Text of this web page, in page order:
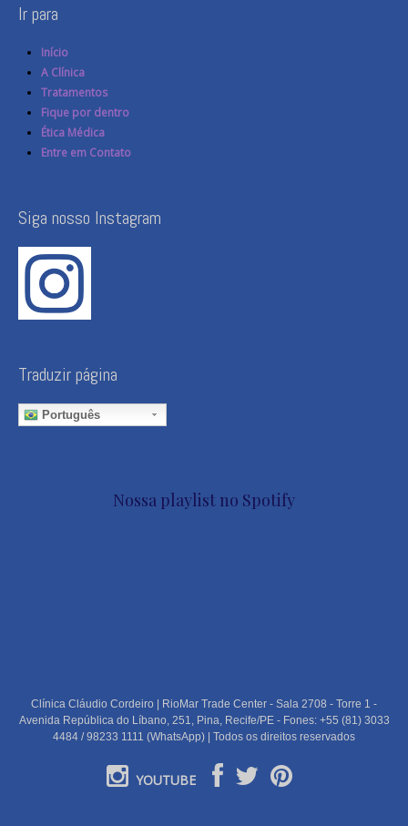
Ir para
Início
A Clínica
Tratamentos
Fique por dentro
Ética Médica
Entre em Contato
Siga nosso Instagram
Traduzir página
Português
Nossa playlist no Spotify
Clínica Cláudio Cordeiro | RioMar Trade Center - Sala 2708 - Torre 1 -
Avenida República do Líbano, 251, Pina, Recife/PE - Fones: +55 (81) 3033
4484 / 98233 1111 (WhatsApp) | Todos os direitos reservados
YOUTUBE